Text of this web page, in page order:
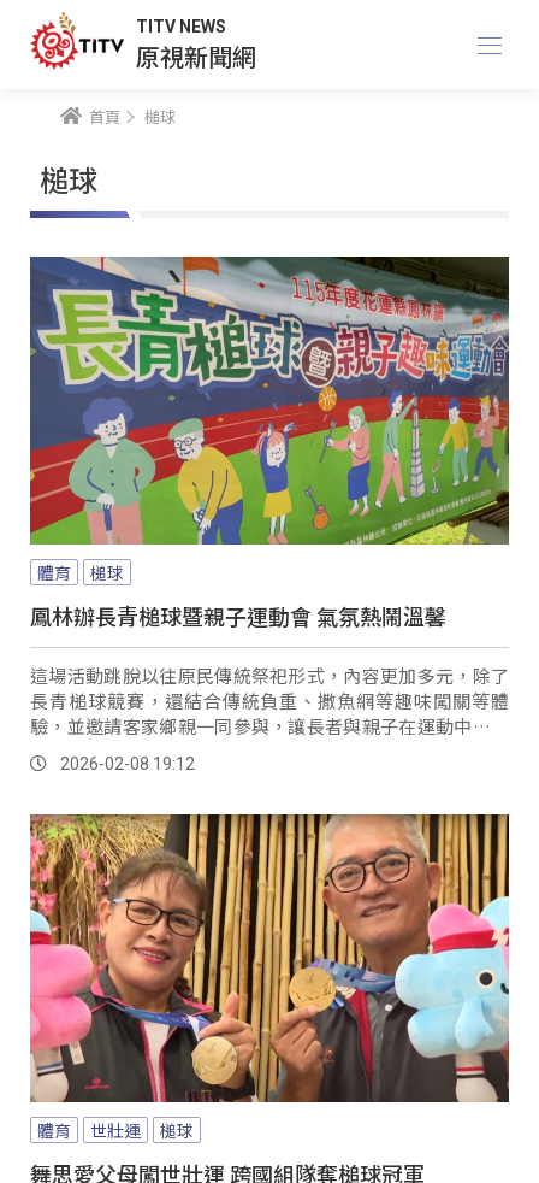
TITV NEWS
原視新聞網
首頁 槌球
槌球
體育 槌球
鳳林辦長青槌球暨親子運動會 氣氛熱鬧溫馨
這場活動跳脫以往原民傳統祭祀形式，內容更加多元，除了
長青槌球競賽，還結合傳統負重、撒魚網等趣味闖關等體
驗，並邀請客家鄉親一同參與，讓長者與親子在運動中交流
情感，也認識在地多元文化。
2026-02-08 19:12
體育 世壯運 槌球
舞思愛父母闖世壯運 跨國組隊奪槌球冠軍